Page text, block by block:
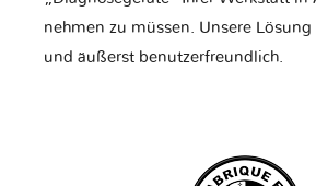
nehmen zu müssen. Unsere
und äußerst benutzerfreundlich.